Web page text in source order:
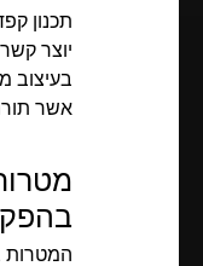
תכנון
יוצר
בעיצוב
אשר
המטרות